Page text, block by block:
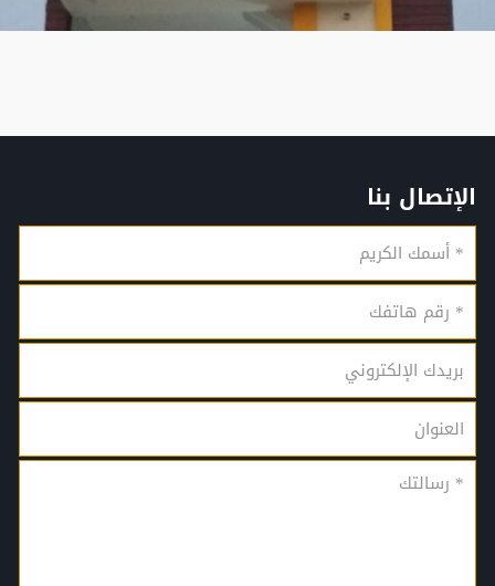
الإتصال بنا